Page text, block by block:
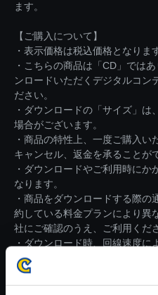
ます。
【ご購入について】
・表示価格は税込価格となりま
・こちらの商品は「CD」では
ンロードいただくデジタルコン
ださい。
・ダウンロードの「サイズ」
場合がございます。
・商品の特性上、一度ご購入
キャンセル、返金を承ることが
・ダウンロードやご利用時にか
なります。
・商品をダウンロードする際
約している料金プランにより異
社にご確認のうえ、ご利用くだ
・ダウンロード時、回線速度
がかかる場合がございます。
※ご購入いただいたファイルの
が安定しているWifi環境でお試